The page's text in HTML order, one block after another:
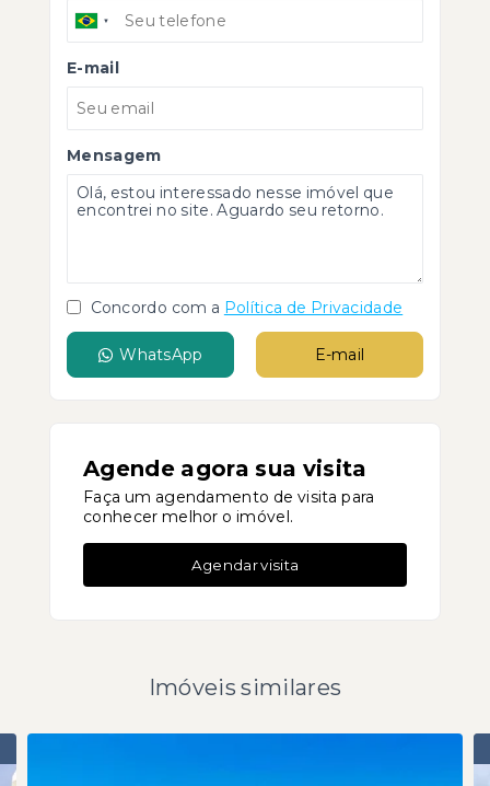
E-mail
Mensagem
Concordo com a Política de Privacidade
WhatsApp E-mail
Agende agora sua visita
Faça um agendamento de visita para
conhecer melhor o imóvel.
Agendar visita
Imóveis similares